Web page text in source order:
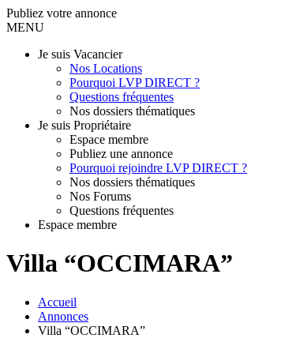
Publiez votre annonce
MENU
Je suis Vacancier
Nos Locations
Pourquoi LVP DIRECT ?
Questions fréquentes
Nos dossiers thématiques
Je suis Propriétaire
Espace membre
Publiez une annonce
Pourquoi rejoindre LVP DIRECT ?
Nos dossiers thématiques
Nos Forums
Questions fréquentes
Espace membre
Villa “OCCIMARA”
Accueil
Annonces
Villa “OCCIMARA”